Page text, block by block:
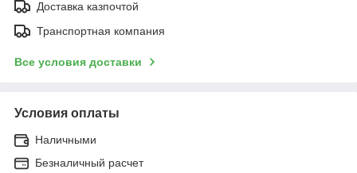
Доставка казпочтой
Транспортная компания
Все условия доставки
Условия оплаты
Наличными
Безналичный расчет